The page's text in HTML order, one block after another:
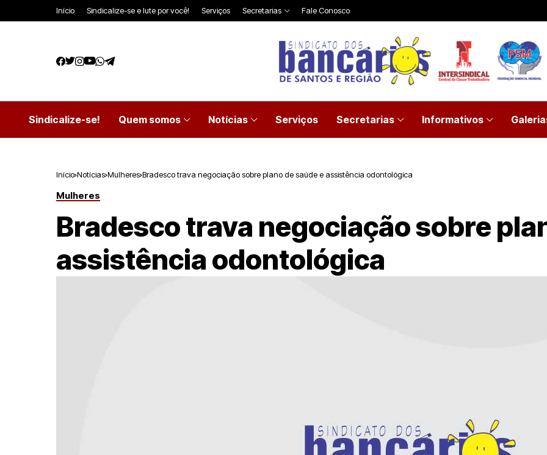
Início Sindicalize-se e lute por você! Serviços Secretarias Fale Conosco
Sindicalize-se! Quem somos Notícias Serviços Secretarias Informativos
Início Notícias Mulheres Bradesco trava negociação sobre plano de saúde e assistência odontológica
Mulheres
Bradesco trava negociação sobre
assistência odontológica